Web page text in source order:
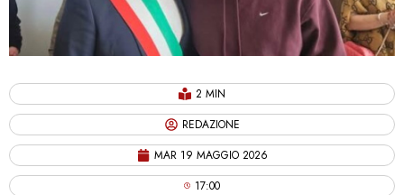
2 MIN
REDAZIONE
MAR 19 MAGGIO 2026
17:00